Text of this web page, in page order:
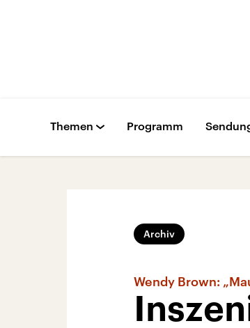
Themen Programm
Archiv
Wendy Brown: